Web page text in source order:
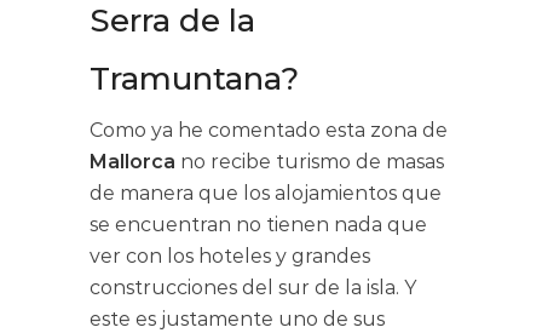
Serra de la
Tramuntana?
Como ya he comentado esta zona de
Mallorca no recibe turismo de masas
de manera que los alojamientos que
se encuentran no tienen nada que
ver con los hoteles y grandes
construcciones del sur de la isla. Y
este es justamente uno de sus